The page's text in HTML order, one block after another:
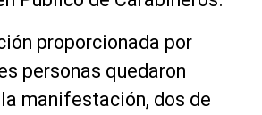
proporcionada por
personas quedaron
manifestación, dos de